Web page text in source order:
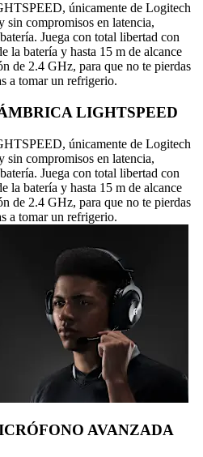
únicamente de Logitech
sin compromisos en latencia,
Juega con total libertad con
la batería y hasta 15 m de alcance
de 2.4 GHz, para que no te pierdas
a tomar un refrigerio.
LIGHTSPEED
únicamente de Logitech
sin compromisos en latencia,
Juega con total libertad con
la batería y hasta 15 m de alcance
de 2.4 GHz, para que no te pierdas
a tomar un refrigerio.
AVANZADA